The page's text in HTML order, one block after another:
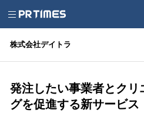
株式会社デイトラ
発注したい事業者とクリ
グを促進する新サービス